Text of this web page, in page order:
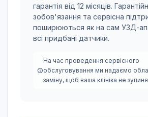
гарантія від 12 місяців.
зобов'язання та сервісна
поширюються як на сам УЗД-
всі придбані датчики.
На час проведення сервісного
обслуговування ми надаємо
заміну, щоб ваша клініка не